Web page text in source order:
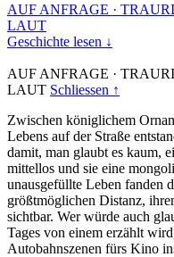
AUF ANFRAGE ·
LAUT
Geschichte lesen ↓
AUF ANFRAGE ·
LAUT Schliessen ↑
Zwischen königlichem
Lebens auf der Straße
damit, man glaubt es kaum,
mittellos und sie eine
unausgefüllte Leben fanden
größtmöglichen Distanz,
sichtbar. Wer würde auch
Tages von einem erzählt
Autobahnszenen fürs Kino